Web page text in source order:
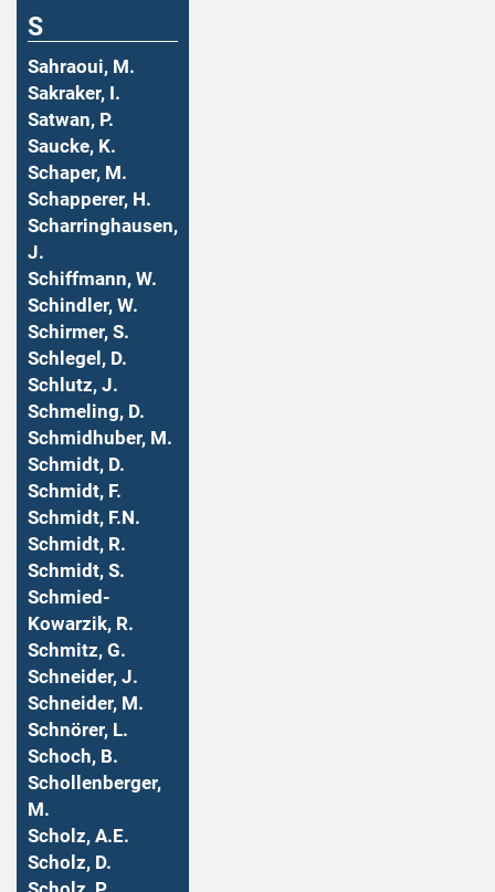
S
Sahraoui, M.
Sakraker, I.
Satwan, P.
Saucke, K.
Schaper, M.
Schapperer, H.
Scharringhausen,
J.
Schiffmann, W.
Schindler, W.
Schirmer, S.
Schlegel, D.
Schlutz, J.
Schmeling, D.
Schmidhuber, M.
Schmidt, D.
Schmidt, F.
Schmidt, F.N.
Schmidt, R.
Schmidt, S.
Schmied-
Kowarzik, R.
Schmitz, G.
Schneider, J.
Schneider, M.
Schnörer, L.
Schoch, B.
Schollenberger,
M.
Scholz, A.E.
Scholz, D.